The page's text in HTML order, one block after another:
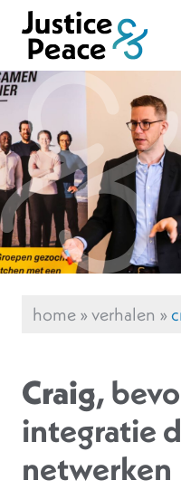
home»verhalen »
Craig,
integratie
netwerken